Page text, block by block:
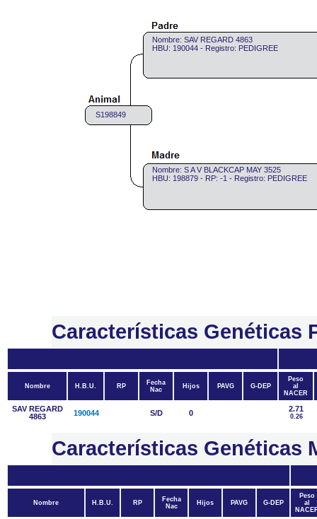
S198849
Nombre: SAV REGARD 4863
HBU: 190044 - Registro: PEDIGREE
Nombre: S A V BLACKCAP MAY 3525
HBU: 198879 - RP: -1 - Registro: PEDIGREE
Características Genéticas
Nombre H.B.U. RP
Fecha
Nac
Hijos PAVG G-DEP
Peso
al
NACER
SAV REGARD
4863
190044 S/D 0 2.71
0.26
Características Genéticas
Nombre H.B.U. RP
Fecha
Nac
Hijos PAVG G-DEP
Peso
al